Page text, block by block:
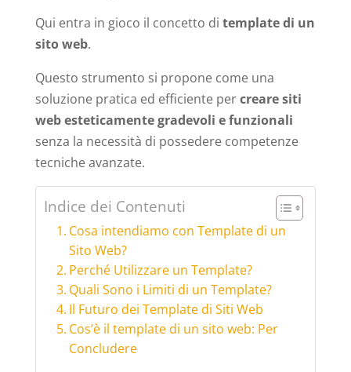
Qui entra in gioco il concetto di template di un
sito web.
Questo strumento si propone come una
soluzione pratica ed efficiente percreare siti
web esteticamente gradevoli e funzionali
senza la necessità di possedere competenze
tecniche avanzate.
Indice dei Contenuti
Cosa intendiamo con Template di un
Sito Web?
Perché Utilizzare un Template?
Quali Sono i Limiti di un Template?
Il Futuro dei Template di Siti Web
Cos’è il template di un sito web: Per
Concludere